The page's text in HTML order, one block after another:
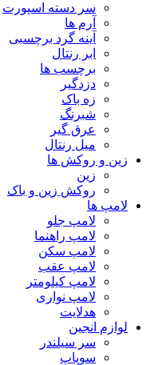
سر دسته اسپورت
آرم ها
آینه گرد برچسبی
ابر رنتال
برچسب ها
دزدگیر
زه باک
شبرنگ
عرق گیر
میل رنتال
زین و روکش ها
زین
روکش زین و باک
لامپ ها
لامپ جلو
لامپ راهنما
لامپ سکن
لامپ عقب
لامپ کیلومتر
لامپ نواری
هدلایت
لوازم انجین
سر سیلندر
سوپاپ